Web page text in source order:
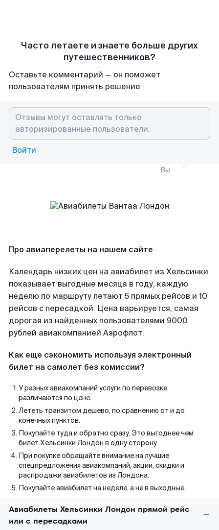
Часто летаете и знаете больше других
путешественников?
Оставьте комментарий — он поможет
пользователям принять решение
Войти
Вы
Про авиаперелеты на нашем сайте
Календарь низких цен на авиабилет из Хельсинки
показывает выгодные месяца в году, каждую
неделю по маршруту летают 5 прямых рейсов и 10
рейсов с пересадкой. Цена варьируется, самая
дорогая из найденных пользователями 9000
рублей авиакомпанией Аэрофлот.
Как еще сэкономить используя электронный
билет на самолет без комиссии?
У разных авиакомпаний услуги по перевозке
различаются по цене.
Лететь транзитом дешево, по сравнению от и до
конечных пунктов.
Покупайте туда и обратно сразу. Это выгоднее чем
билет Хельсинки Лондон в одну сторону.
При покупке обращайте внимание на лучшие
спецпредложения авиакомпаний, акции, скидки и
распродажи авиабилетов из Лондона.
Покупайте авиабилет на неделе, а не в выходные.
Авиабилеты Хельсинки Лондон прямой рейс
или с пересадками